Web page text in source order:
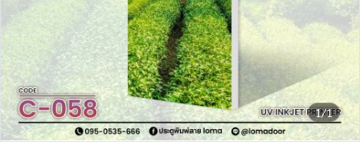
1/1